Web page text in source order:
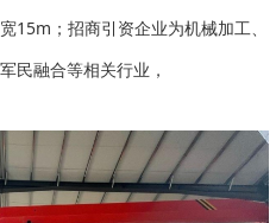
15m；招商引资企业为机械加工、
民融合等相关行业，